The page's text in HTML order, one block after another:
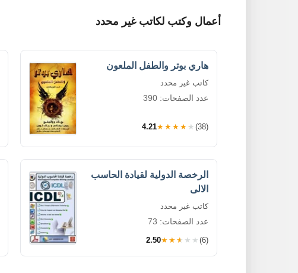
أعمال وكتب لكاتب غير محدد
هاري بوتر والطفل الملعون
كاتب غير محدد
عدد الصفحات: 390
4.21★★★★★ (38)
الرخصة الدولية لقيادة الحاسب
الالى
كاتب غير محدد
عدد الصفحات: 73
2.50★★★★★ (6)